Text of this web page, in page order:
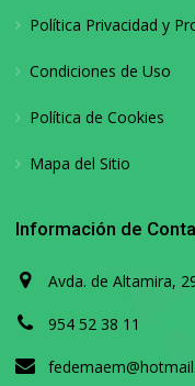
Política Privacidad y
Condiciones de Uso
Política de Cookies
Mapa del Sitio
Información de
Avda. de Altamira,
954 52 38 11